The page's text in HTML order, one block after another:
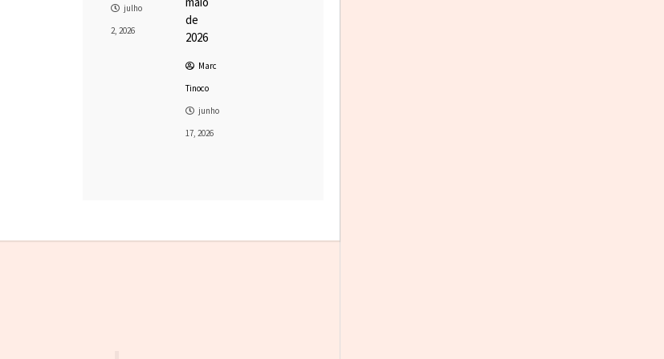
julho
2, 2026
de
2026
Marc
Tinoco
junho
17, 2026